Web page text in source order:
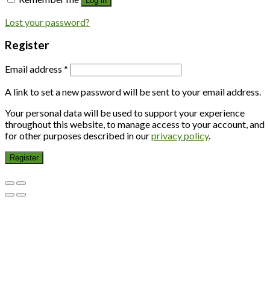
Lost your password?
Register
Email address *
A link to set a new password will be sent to your email address.
Your personal data will be used to support your experience
throughout this website, to manage access to your account, and
for other purposes described in ourprivacy policy.
Register